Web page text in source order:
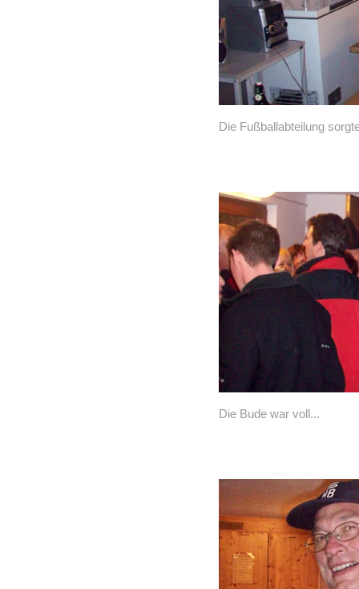
Die Fußballabteilung
Die Bude war voll...